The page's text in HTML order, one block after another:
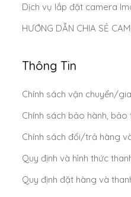
Thông Tin
Chính sách vận chuyển/
Chính sách bảo hành, bảo
Chính sách đổi/trả hàng
Quy định và hình thức
Quy định đặt hàng và